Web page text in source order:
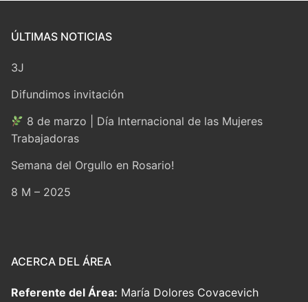
ÚLTIMAS NOTICIAS
3J
Difundimos invitación
8 de marzo | Día Internacional de las Mujeres
Trabajadoras
Semana del Orgullo en Rosario!
8 M – 2025
ACERCA DEL ÁREA
Referente del Área: María Dolores Covacevich